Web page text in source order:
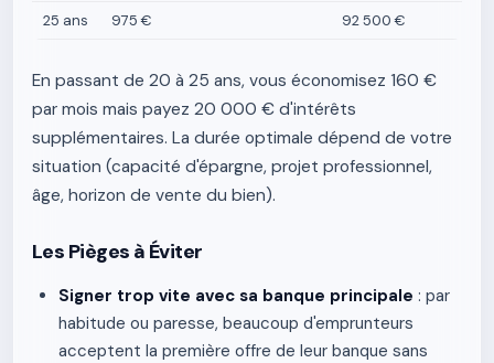
25 ans
975 € 92 500 €
En passant de 20 à 25 ans, vous économisez 160 €
par mois mais payez 20 000 € d'intérêts
supplémentaires. La durée optimale dépend de votre
situation (capacité d'épargne, projet professionnel,
âge, horizon de vente du bien).
Les Pièges à Éviter
Signer trop vite avec sa banque principale : par
habitude ou paresse, beaucoup d'emprunteurs
acceptent la première offre de leur banque sans